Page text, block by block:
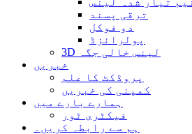
ترقی پسند
دو فوکل
پولرائزڈ
3D لینس خالی جگہ
خبریں
پروڈکٹ کا علم
کمپنی کی خبریں
ہمارے بارے میں
فیکٹری ٹور
ہم سے رابطہ کریں۔